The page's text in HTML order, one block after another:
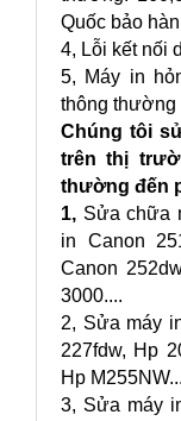
Quốc bảo
4, Lỗi kết nối
5, Máy in
thông thường
Chúng tôi
trên thị
thường đến
1, Sửa chữa
in Canon
Canon
3000....
2, Sửa máy
227fdw, Hp
Hp
3, Sửa máy